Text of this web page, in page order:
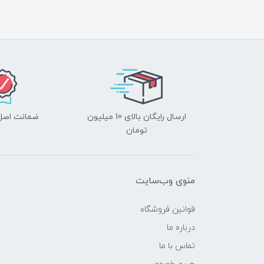
ارسال رایگان بالای 10 میلیون
تومان
ضمانت
منوی وب‌سایت
قوانین فروشگاه
درباره ما
تماس با ما